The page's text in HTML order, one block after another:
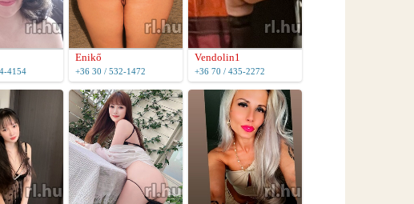
4154
Enikő
+36 30 / 532-1472
Vendolin1
+36 70 / 435-2272